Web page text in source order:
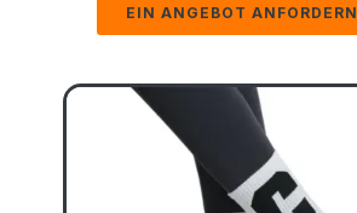
EIN ANGEBOT ANFORDERN